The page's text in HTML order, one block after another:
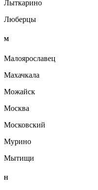
Лыткарино
Люберцы
М
Малоярославец
Махачкала
Можайск
Москва
Московский
Мурино
Мытищи
Н